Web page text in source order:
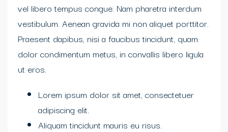
vel libero tempus congue. Nam pharetra interdum
vestibulum. Aenean gravida mi non aliquet porttitor.
Praesent dapibus, nisi a faucibus tincidunt, quam
dolor condimentum metus, in convallis libero ligula
ut eros.
Lorem ipsum dolor sit amet, consectetuer
adipiscing elit.
Aliquam tincidunt mauris eu risus.